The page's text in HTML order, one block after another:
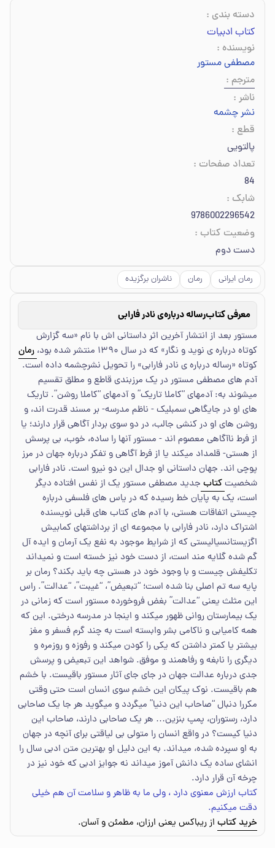
دسته بندی :
کتاب ادبیات
نویسنده :
مصطفی مستور
مترجم :
ناشر :
نشر چشمه
قطع :
پالتویی
تعداد صفحات :
84
شابک :
9786002296542
وضعیت کتاب :
دست دوم
رمان ایرانی رمان ناشران برگزیده
معرفی کتابرساله درباره‌ی نادر فارابی
مستور بعد از انتشار آخرین اثر داستانی اش با نام «سه گزارش
کوتاه درباره ی نوید و نگار» که در سال ۱۳۹۰ منتشر شده بود،
رمان
کوتاه «رساله درباره ی نادر فارابی» را تحویل نشرچشمه داده است.
آدم های مصطفی مستور در یک مرزبندی قاطع و مطلق تقسیم
میشوند به: آدمهای “کاملا تاریک” و آدمهای “کاملا روشن”. تاریک
های او در جایگاهی سمبلیک - ناظم مدرسه- بر مسند قدرت اند، و
روشن های او در کنشی جالب، در دو سوی بردار آگاهی قرار دارند؛ یا
از فرط ناآگاهی معصوم اند - مستور آنها را ساده، خوب، بی پرسش
از هستی- قلمداد میکند یا از فرط آگاهی و تفکر درباره جهان در مرز
پوچی اند. جهان داستانی او جدال این دو نیرو است. نادر فارابی
شخصیتکتاب جدید مصطفی مستور یک از نفس افتاده دیگر
است، یک به پایان خط رسیده که در یاس های فلسفی درباره
چیستی اتفاقات هستی، با آدم های کتاب های قبلی نویسنده
اشتراک دارد، نادر فارابی با مجموعه ای از برداشتهای کمابیش
اگزیستانسیالیستی که از شرایط موجود به نفع یک آرمان و ایده آل
گم شده گلایه مند است، از دست خود نیز خسته است و نمیداند
تکلیفش چیست و با وجود خود در هستی چه باید بکند؟ رمان بر
پایه سه تم اصلی بنا شده است؛ “تبعیض”، “غیبت”، “عدالت”. راس
این مثلث یعنی “عدالت” بغض فروخورده مستور است که زمانی در
یک بیمارستان روانی ظهور میکند و اینجا در مدرسه درختی. این که
همه کامیابی و ناکامی بشر وابسته است به چند گرم فسفر و مغز
بیشتر یا کمتر داشتن که یکی را کودن میکند و رفوزه و روزمره و
دیگری را نابغه و رفاهمند و موفق. شواهد این تبعیض و پرسش
جدی درباره عدالت جهان در جای جای آثار مستور باقیست. با خشم
هم باقیست. نوک پیکان این خشم سوی انسان است حتی وقتی
مکررا دنبال “صاحاب این دنیا” میگردد و میگوید هر جا یک صاحابی
دارد، رستوران، پمپ بنزین… هر یک صاحابی دارند، صاحاب این
دنیا کیست؟ در واقع انسان را متولی بی لیاقتی برای آنچه در جهان
به او سپرده شده، میداند. به این دلیل او بهترین متن ادبی سال را
انشای ساده یک دانش آموز میداند نه جوایز ادبی که خود نیز در
چرخه آن قرار دارد.
کتاب ارزش معنوی دارد ، ولی ما به ظاهر و سلامت آن هم خیلی
دقت میکنیم.
خرید کتاب از ریباکس یعنی ارزان، مطمئن و آسان.